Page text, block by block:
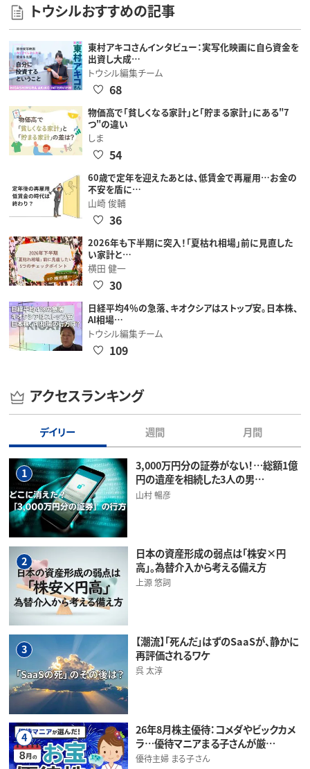
トウシルおすすめの記事
東村アキコさんインタビュー：実写化映画に自ら資金を
出資し大成…
トウシル編集チーム
68
物価高で「貧しくなる家計」と「貯まる家計」にある"7
つ"の違い
しま
54
60歳で定年を迎えたあとは、低賃金で再雇用…お金の
不安を盾に…
山崎 俊輔
36
2026年も下半期に突入！「夏枯れ相場」前に見直した
い家計と…
横田 健一
30
日経平均4％の急落、キオクシアはストップ安。日本株、
AI相場…
トウシル編集チーム
109
アクセスランキング
デイリー 週間 月間
1
3,000万円分の証券がない！…総額1億
円の遺産を相続した3人の男…
山村 暢彦
2
日本の資産形成の弱点は「株安×円
高」。為替介入から考える備え方
上源 悠詞
3
【潮流】「死んだ」はずのSaaSが、静かに
再評価されるワケ
呉 太淳
4
26年8月株主優待：コメダやビックカメ
ラ…優待マニアまる子さんが厳…
優待主婦 まる子さん